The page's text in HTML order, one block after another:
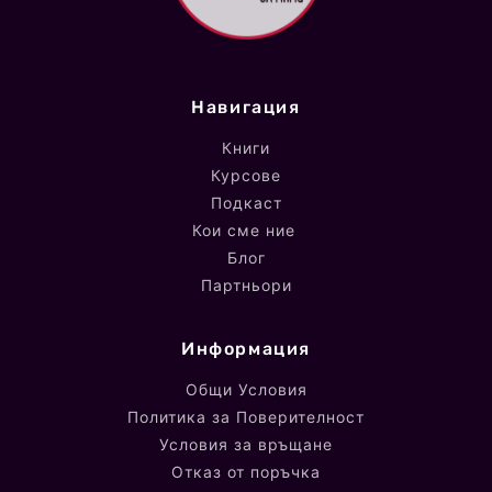
Навигация
Книги
Курсове
Подкаст
Кои сме ние
Блог
Партньори
Информация
Общи Условия
Политика за Поверителност
Условия за връщане
Отказ от поръчка